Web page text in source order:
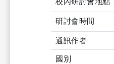
研討會時間
通訊作者
國別